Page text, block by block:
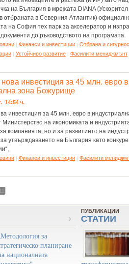
на България в мрежата DIANA
отбраната в Северния Атлантик)
на София тех парк за акселератор и
до ръководството на програмата.
| Финанси и инвестиции | Отбрана и
| Устойчиво развитие | Фасилити мениджмънт
инвестиция за 45 млн. евро в
зона Божурище
14:54 ч.
инвестиция за 45 млн. евро в
на икономиката и
компанията, но и за развитието на
утвърждаването на България като
| Финанси и инвестиции | Фасилити
11
за
планиране
националната
ПУБЛИКАЦИИ
СТАТИИ